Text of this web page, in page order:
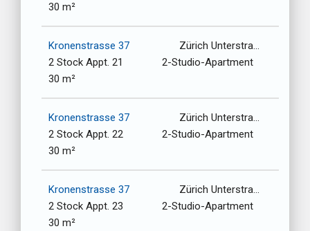
30 m²
Kronenstrasse 37
Zürich Unterstrasse-Oberstrasse / 8006
2 Stock Appt. 21
2-Studio-Apartment
30 m²
Kronenstrasse 37
Zürich Unterstrasse-Oberstrasse / 8006
2 Stock Appt. 22
2-Studio-Apartment
30 m²
Kronenstrasse 37
Zürich Unterstrasse-Oberstrasse / 8006
2 Stock Appt. 23
2-Studio-Apartment
30 m²